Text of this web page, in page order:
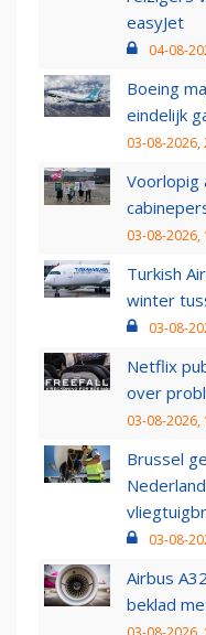
easyJet
04-08-
Boeing
eindelijk
03-08-2026,
Voorlopig
03-08-2026,
Turkish
winter
03-08-
Netflix
over
03-08-2026,
Brussel
03-08-
Airbus
beklad